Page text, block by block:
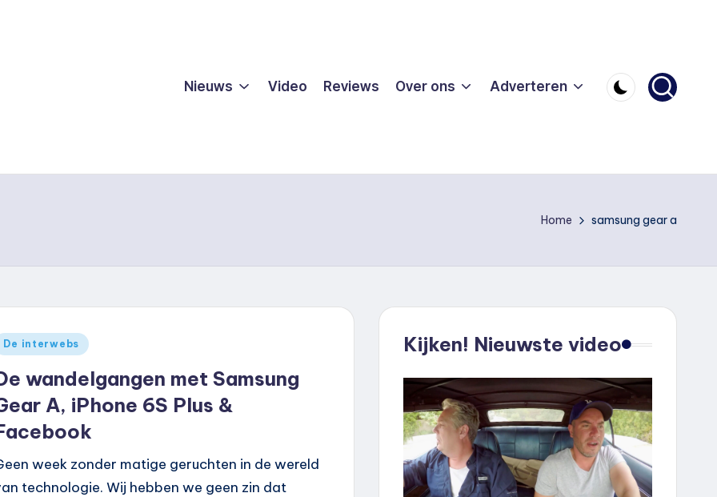
Nieuws Video Reviews Over ons Adverteren
Home samsung gear a
De interwebs
wandelgangen met Samsung
A, iPhone 6S Plus &
week zonder matige geruchten in de wereld
technologie. Wij hebben we geen zin dat
Kijken! Nieuwste video